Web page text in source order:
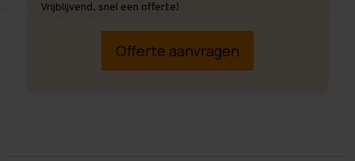
Vrijblijvend, snel een offerte!
Offerte aanvragen